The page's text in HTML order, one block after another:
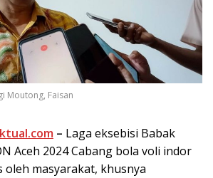
Moutong, Faisan
– Laga eksebisi Babak
Aceh 2024 Cabang bola voli indor
oleh masyarakat, khusnya